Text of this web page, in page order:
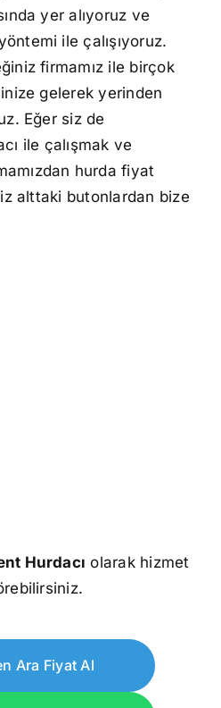
yer alıyoruz ve
ile çalışıyoruz.
firmamız ile birçok
gelerek yerinden
Eğer siz de
ile çalışmak ve
hurda fiyat
alttaki butonlardan bize
Hurdacı olarak hizmet
Ara Fiyat Al